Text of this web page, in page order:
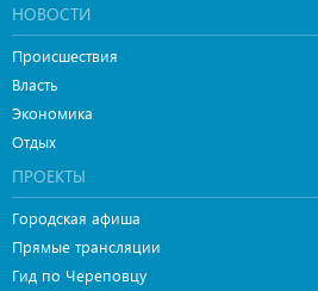
НОВОСТИ
Происшествия
Власть
Экономика
Отдых
ПРОЕКТЫ
Городская афиша
Прямые трансляции
Гид по Череповцу